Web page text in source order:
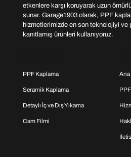
etkenlere karşı koruyarak uzun
sunar. Garage1903 olarak, PPF
hizmetlerimizde en son teknolojiyi ve
kanıtlamış ürünleri kullanıyoruz.
PPF Kaplama
Seramik Kaplama
Detaylı İç ve Dış Yıkama
Cam Filmi
Ana